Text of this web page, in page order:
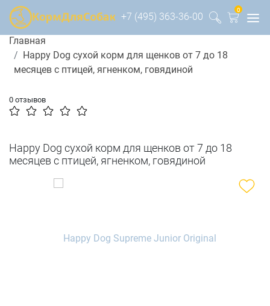
+7 (495) 363-36-00
0
Главная
Happy Dog сухой корм для щенков от 7 до 18
месяцев с птицей, ягненком, говядиной
0 отзывов
Happy Dog сухой корм для щенков от 7 до 18
месяцев с птицей, ягненком, говядиной